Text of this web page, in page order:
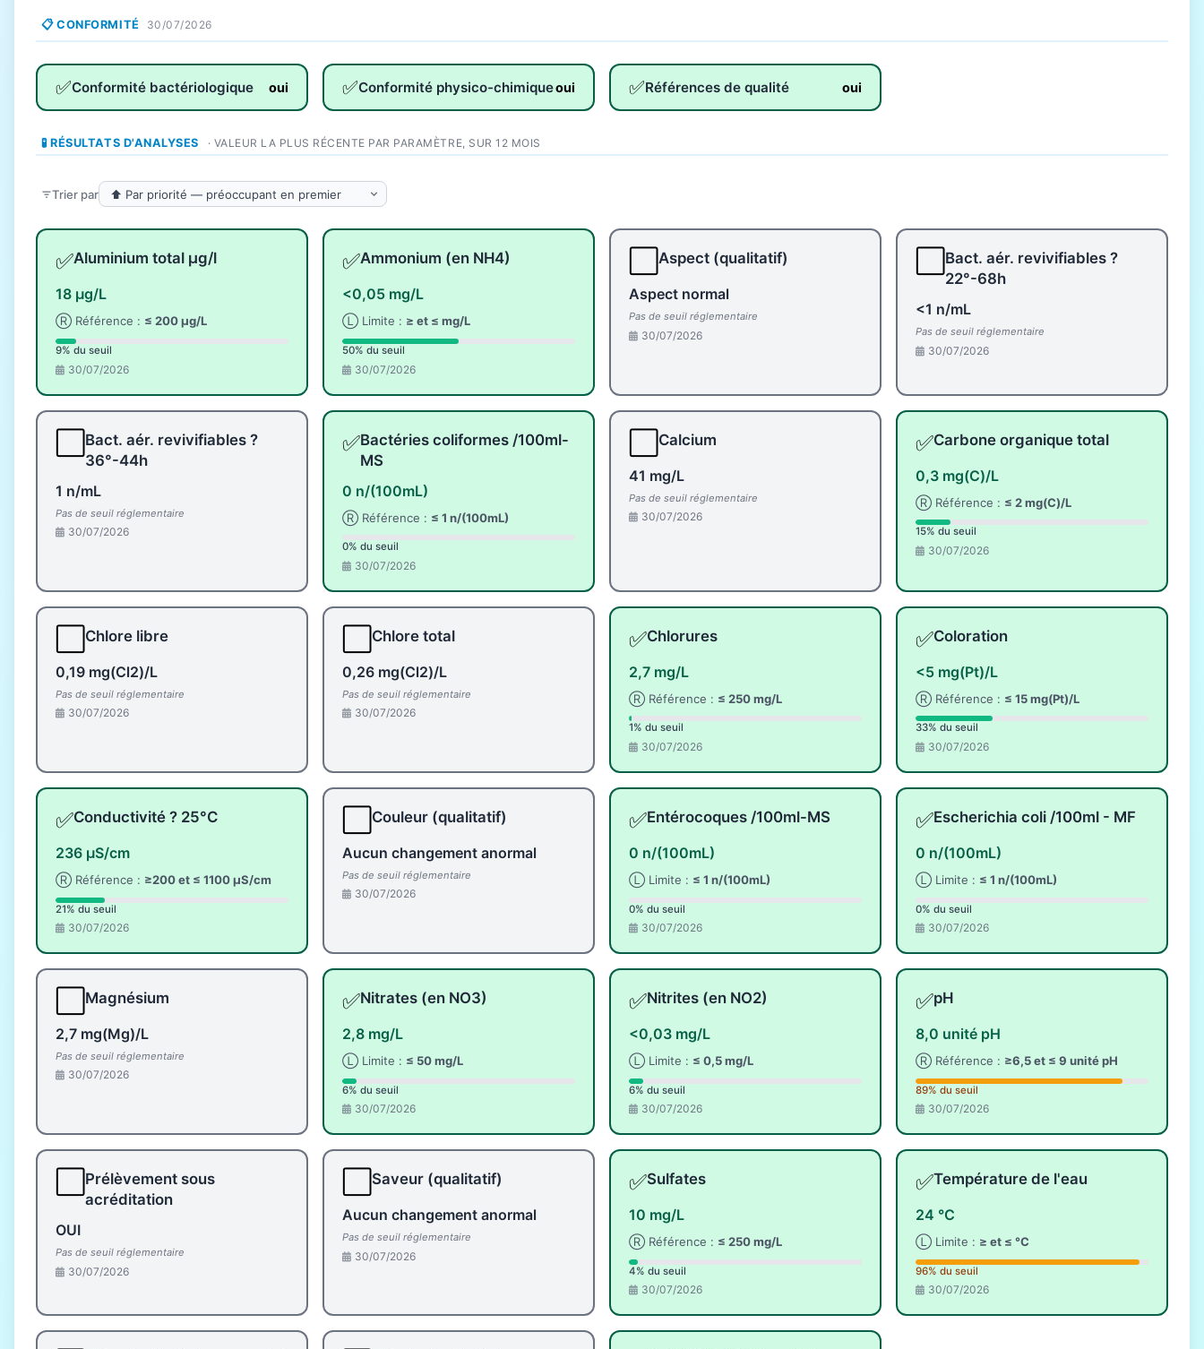
📋 CONFORMITÉ 30/07/2026
✅Conformité bactériologique oui ✅Conformité physico-chimiqueoui ✅Références de qualité oui
🧪 RÉSULTATS D'ANALYSES · VALEUR LA PLUS RÉCENTE PAR PARAMÈTRE, SUR 12 MOIS
Trier par
✅Aluminium total µg/l
18 µg/L
Ⓡ Référence : ≤ 200 µg/L
9% du seuil
30/07/2026
✅Ammonium (en NH4)
<0,05 mg/L
Ⓛ Limite : ≥ et ≤ mg/L
50% du seuil
30/07/2026
Aspect (qualitatif)
Aspect normal
Pas de seuil réglementaire
30/07/2026
Bact. aér. revivifiables ?
22°-68h
<1 n/mL
Pas de seuil réglementaire
30/07/2026
Bact. aér. revivifiables ?
36°-44h
1 n/mL
Pas de seuil réglementaire
30/07/2026
✅Bactéries coliformes /100ml-
MS
0 n/(100mL)
Ⓡ Référence : ≤ 1 n/(100mL)
0% du seuil
30/07/2026
Calcium
41 mg/L
Pas de seuil réglementaire
30/07/2026
✅Carbone organique total
0,3 mg(C)/L
Ⓡ Référence : ≤ 2 mg(C)/L
15% du seuil
30/07/2026
Chlore libre
0,19 mg(Cl2)/L
Pas de seuil réglementaire
30/07/2026
Chlore total
0,26 mg(Cl2)/L
Pas de seuil réglementaire
30/07/2026
✅Chlorures
2,7 mg/L
Ⓡ Référence : ≤ 250 mg/L
1% du seuil
30/07/2026
✅Coloration
<5 mg(Pt)/L
Ⓡ Référence : ≤ 15 mg(Pt)/L
33% du seuil
30/07/2026
✅Conductivité ? 25°C
236 µS/cm
Ⓡ Référence : ≥200 et ≤ 1100 µS/cm
21% du seuil
30/07/2026
Couleur (qualitatif)
Aucun changement anormal
Pas de seuil réglementaire
30/07/2026
✅Entérocoques /100ml-MS
0 n/(100mL)
Ⓛ Limite : ≤ 1 n/(100mL)
0% du seuil
30/07/2026
✅Escherichia coli /100ml - MF
0 n/(100mL)
Ⓛ Limite : ≤ 1 n/(100mL)
0% du seuil
30/07/2026
Magnésium
2,7 mg(Mg)/L
Pas de seuil réglementaire
30/07/2026
✅Nitrates (en NO3)
2,8 mg/L
Ⓛ Limite : ≤ 50 mg/L
6% du seuil
30/07/2026
✅Nitrites (en NO2)
<0,03 mg/L
Ⓛ Limite : ≤ 0,5 mg/L
6% du seuil
30/07/2026
✅pH
8,0 unité pH
Ⓡ Référence : ≥6,5 et ≤ 9 unité pH
89% du seuil
30/07/2026
Prélèvement sous
acréditation
OUI
Pas de seuil réglementaire
30/07/2026
Saveur (qualitatif)
Aucun changement anormal
Pas de seuil réglementaire
30/07/2026
✅Sulfates
10 mg/L
Ⓡ Référence : ≤ 250 mg/L
4% du seuil
30/07/2026
✅Température de l'eau
24 °C
Ⓛ Limite : ≥ et ≤ °C
96% du seuil
30/07/2026